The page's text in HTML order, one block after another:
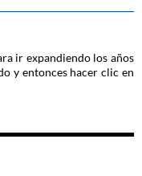
ir expandiendo los años
y entonces hacer clic en